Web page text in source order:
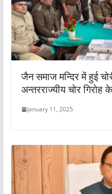
जैन समाज मन्दिर में हुई
अन्तरराज्यीय चोर गिरोह
January 11, 2025